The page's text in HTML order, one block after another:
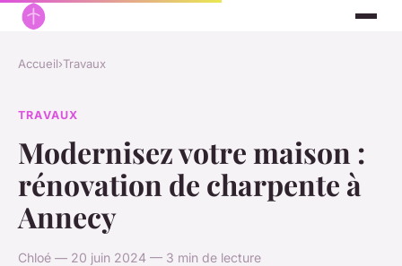
Accueil›Travaux
TRAVAUX
Modernisez votre maison :
rénovation de charpente à
Annecy
Chloé — 20 juin 2024 — 3 min de lecture